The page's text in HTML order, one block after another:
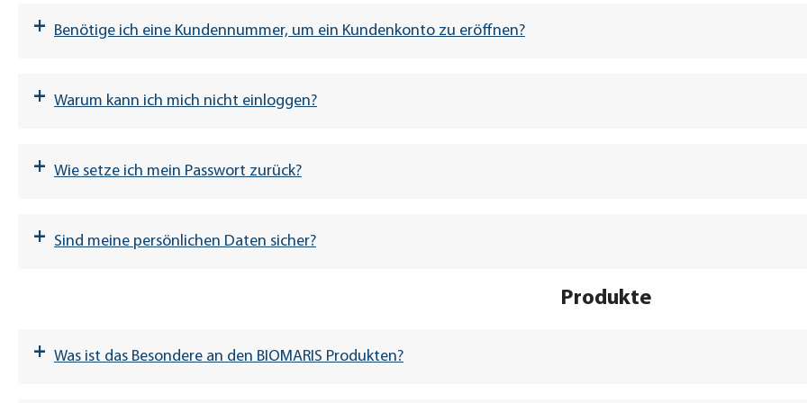
Konto: 283 22 02
Ihre Lieblingsprodukte können Sie dauerhaft auf allen Geräten in Ihrer Merkliste speichern.
+ Benötige ich eine Kundennummer, um ein Kundenkonto zu eröffnen?
+ Warum kann ich mich nicht einloggen?
Passwort vergessen?
+ Wie setze ich mein Passwort zurück?
+ Sind meine persönlichen Daten sicher?
Produkte
+ Was ist das Besondere an den BIOMARIS Produkten?